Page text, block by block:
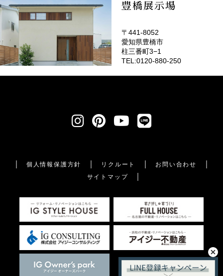
豊橋展示場
〒441-8052
愛知県豊橋市
柱三番町3−1
TEL:0120-880-250
個人情報保護方針 リクルート
お問い合わせ
サイトマップ